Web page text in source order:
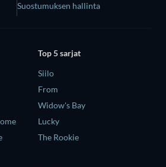
Suostumuksen hallinta
Top 5 sarjat
Siilo
From
Widow's Bay
Lucky
The Rookie